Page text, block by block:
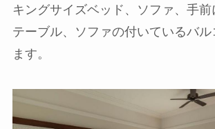
キングサイズベッド、ソファ、手
テーブル、ソファの付いているバル
ます。